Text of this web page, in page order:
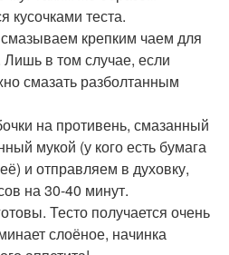
кусочками теста.
крепким чаем для
в том случае, если
смазать разболтанным
на противень, смазанный
мукой (у кого есть бумага
и отправляем в духовку,
на 30-40 минут.
Тесто получается очень
слоёное, начинка